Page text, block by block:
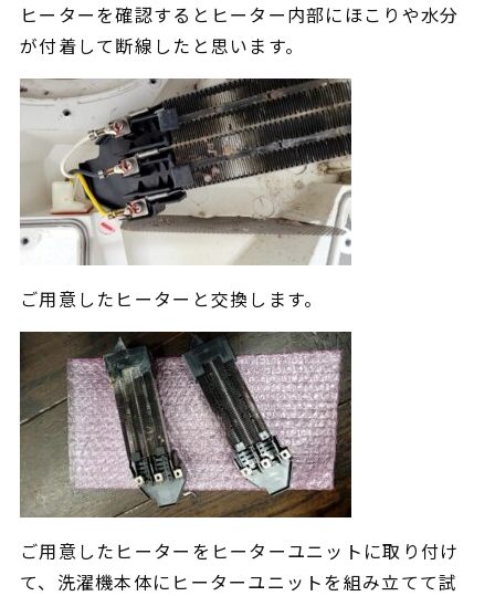
ヒーターを確認するとヒーター内部にほこりや水分
が付着して断線したと思います。
ご用意したヒーターと交換します。
ご用意したヒーターをヒーターユニットに取り付け
て、洗濯機本体にヒーターユニットを組み立てて試